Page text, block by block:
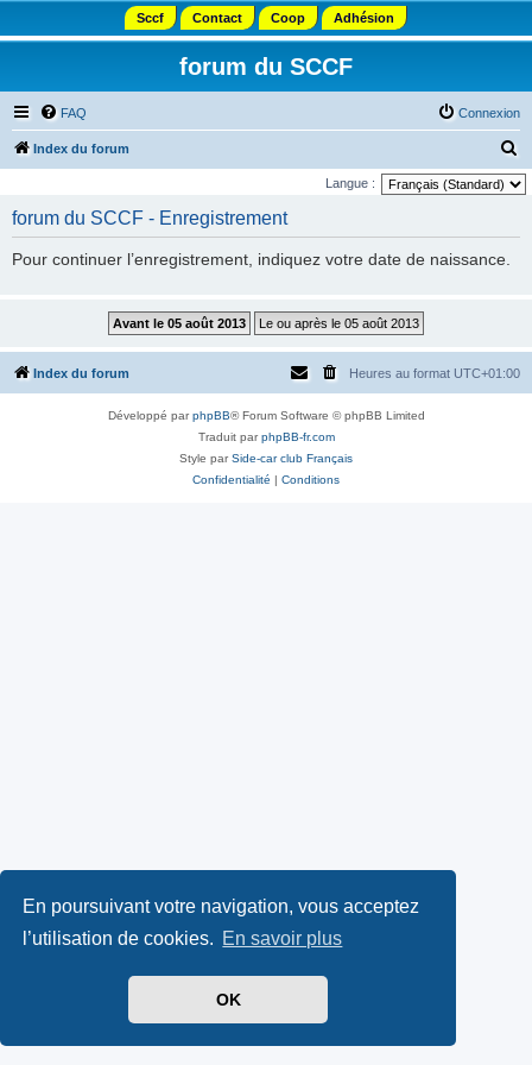
En poursuivant votre navigation, vous acceptez
l’utilisation de cookies. En savoir plus
OK
Sccf Contact Coop Adhésion
forum du SCCF
FAQ Connexion
Index du forum
e
e
Langue :
forum du SCCF - Enregistrement
Pour continuer l’enregistrement, indiquez votre date de naissance.
Index du forum Heures au format UTC+01:00
Développé parphpBB® Forum Software © phpBB Limited
Traduit parphpBB-fr.com
Style parSide-car club Français
Confidentialité
Conditions